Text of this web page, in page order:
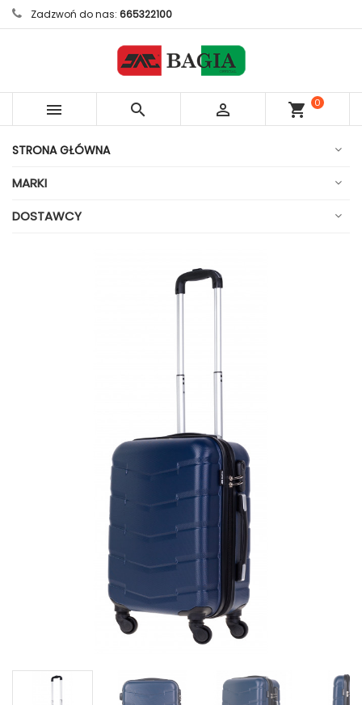
Zadzwoń do nas: 665322100
   shopping_cart
0
STRONA GŁÓWNA
MARKI
DOSTAWCY